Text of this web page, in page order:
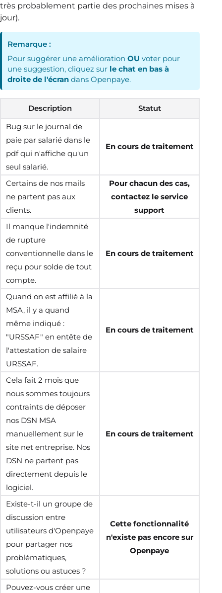
très probablement partie des prochaines mises à
jour).
Remarque :
Pour suggérer une amélioration OUvoter pour
une suggestion, cliquez sur le chat en bas à
droite de l'écran dans Openpaye.
Description
Statut
Bug sur le journal de
paie par salarié dans le
pdf qui n'affiche qu'un
seul salarié.
En cours de traitement
Certains de nos mails
ne partent pas aux
clients.
Pour chacun des cas,
contactez le service
support
Il manque l'indemnité
de rupture
conventionnelle dans le
reçu pour solde de tout
compte.
En cours de traitement
Quand on est affilié à la
MSA, il y a quand
même indiqué :
"URSSAF" en entête de
l'attestation de salaire
URSSAF.
En cours de traitement
Cela fait 2 mois que
nous sommes toujours
contraints de déposer
nos DSN MSA
manuellement sur le
site net entreprise. Nos
DSN ne partent pas
directement depuis le
logiciel.
En cours de traitement
Existe-t-il un groupe de
discussion entre
utilisateurs d'Openpaye
pour partager nos
problématiques,
solutions ou astuces ?
Cette fonctionnalité
n'existe pas encore sur
Openpaye
Pouvez-vous créer une